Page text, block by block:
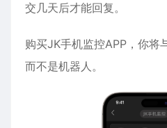
交几天后才能回复。
购买JK手机监控APP，你将
而不是机器人。